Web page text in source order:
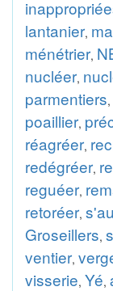
lantanier,
ménétrier,
nucléer,
parmentiers,
poaillier,
réagréer,
redégréer,
reguéer,
retoréer,
Groseillers,
ventier,
visserie, Yé,